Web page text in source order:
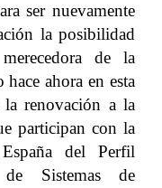
ser nuevamente
la posibilidad
de la
ahora en esta
renovación a la
participan con la
del Perfil
Sistemas de